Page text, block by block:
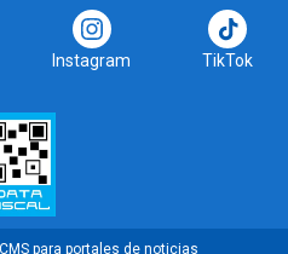
Instagram TikTok
para portales de noticias